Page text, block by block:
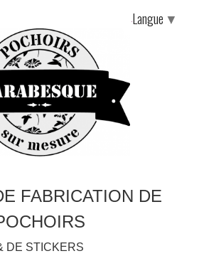
FABRICATION DE
DE STICKERS
Langue ▼